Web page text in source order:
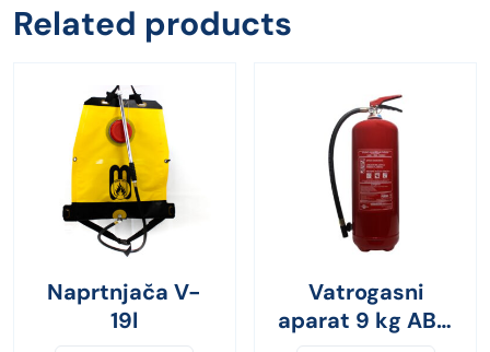
Related products
Naprtnjača V-
19l
Vatrogasni
aparat 9 kg ABC